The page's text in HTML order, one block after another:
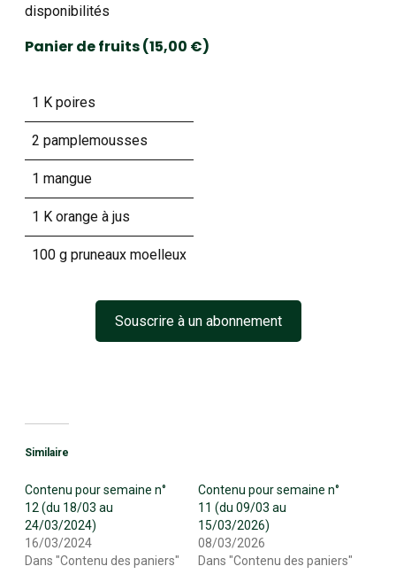
disponibilités
Panier de fruits (15,00 €)
1 K poires
2 pamplemousses
1 mangue
1 K orange à jus
100 g pruneaux moelleux
Souscrire à un abonnement
Similaire
Contenu pour semaine n°
12 (du 18/03 au
24/03/2024)
16/03/2024
Dans "Contenu des paniers"
Contenu pour semaine n°
11 (du 09/03 au
15/03/2026)
08/03/2026
Dans "Contenu des paniers"